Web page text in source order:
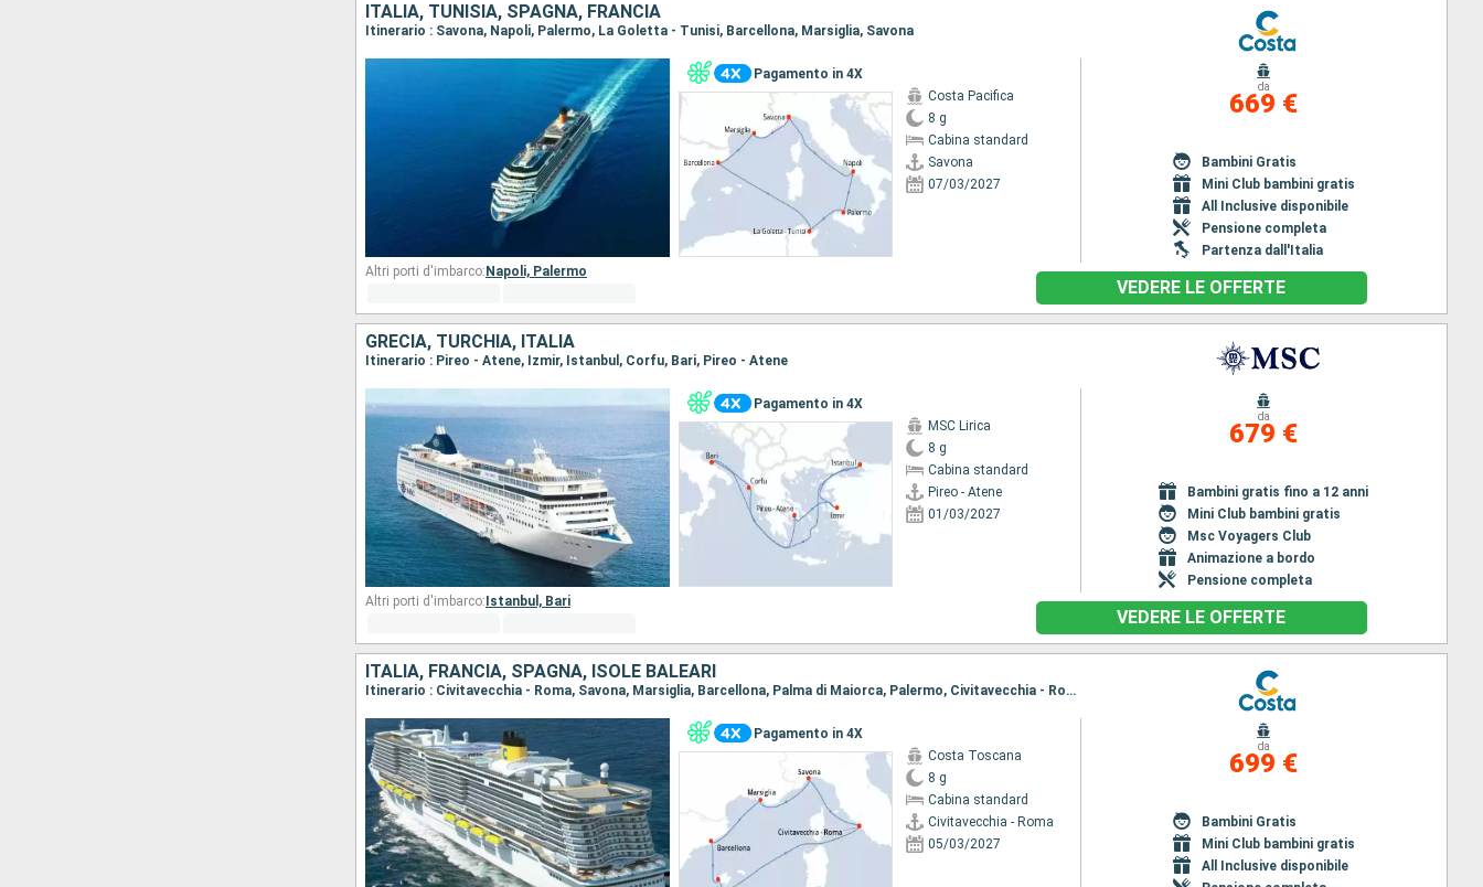
ITALIA, TUNISIA, SPAGNA, FRANCIA
Itinerario : Savona, Napoli, Palermo, La Goletta - Tunisi, Barcellona, Marsiglia, Savona
Pagamento in 4X
Costa Pacifica
8 g
Cabina standard
Savona
07/03/2027
da
669 €
Bambini Gratis
Mini Club bambini gratis
All Inclusive disponibile
Pensione completa
Partenza dall'Italia
Altri porti d'imbarco: Napoli, Palermo
VEDERE LE OFFERTE
GRECIA, TURCHIA, ITALIA
Itinerario : Pireo - Atene, Izmir, Istanbul, Corfu, Bari, Pireo - Atene
Pagamento in 4X
MSC Lirica
8 g
Cabina standard
Pireo - Atene
01/03/2027
da
679 €
Bambini gratis fino a 12 anni
Mini Club bambini gratis
Msc Voyagers Club
Animazione a bordo
Pensione completa
Altri porti d'imbarco: Istanbul, Bari
VEDERE LE OFFERTE
ITALIA, FRANCIA, SPAGNA, ISOLE BALEARI
Itinerario : Civitavecchia - Roma, Savona, Marsiglia, Barcellona, Palma di Maiorca, Palermo, Civitavecchia - Roma
Pagamento in 4X
Costa Toscana
8 g
Cabina standard
Civitavecchia - Roma
05/03/2027
da
699 €
Bambini Gratis
Mini Club bambini gratis
All Inclusive disponibile